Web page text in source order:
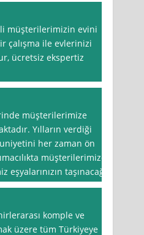
müşterilerimizin evini
çalışma ile evlerinizi
ücretsiz ekspertiz
müşterilerimize
Yılların verdiği
her zaman ön
müşterilerimize
taşınacağı
komple ve
üzere tüm Türkiyeye